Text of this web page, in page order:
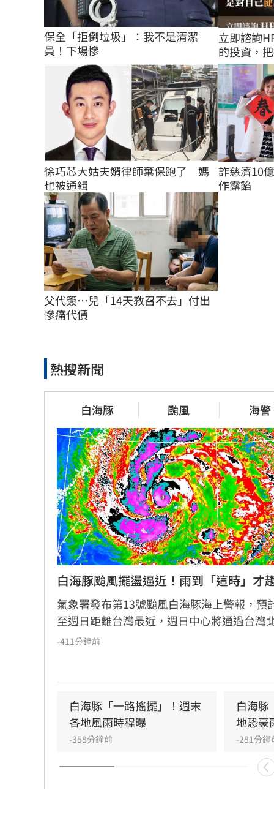
保全「拒倒垃圾」：我不是清潔
員！下場慘
立即諮詢
的投資，
徐巧芯大姑夫婿律師棄保跑了　媽
也被通緝
詐慈濟10
作露餡
父代簽…兒「14天教召不去」付出
慘痛代價
熱搜新聞
白海豚 颱風 海警
白海豚颱風擺盪逼近！雨到「這時」才
氣象署發布第13號颱風白海豚海上警報，預
至週日距離台灣最近，週日中心將通過台灣
面。受颱風外圍環流影響，北台灣與西半部
醒，宜花東地區位於背風側，未來兩天恐出
極端高溫，請留意焚風與熱傷害。
-411分鐘前
白海豚「一路搖擺」！週末
各地風雨時程曝
-358分鐘前
白海豚
地恐豪
-281分鐘